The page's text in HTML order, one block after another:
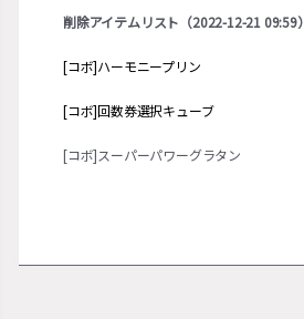
削除アイテムリスト（2022-12-21 09:59）
[コボ]ハーモニープリン
[コボ]回数券選択キューブ
[コボ]スーパーパワーグラタン